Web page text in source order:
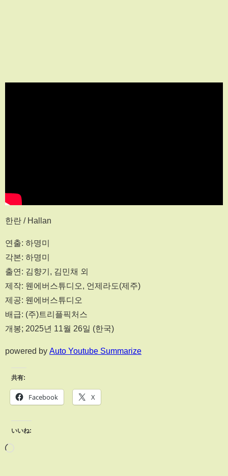
한란 / Hallan
연출: 하명미
각본: 하명미
출연: 김향기, 김민채 외
제작: 웬에버스튜디오, 언제라도(제주)
제공: 웬에버스튜디오
배급: (주)트리플픽처스
개봉; 2025년 11월 26일 (한국)
powered by Auto Youtube Summarize
共有:
Facebook X
いいね: